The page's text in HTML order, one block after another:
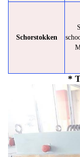
Schorstokken
*